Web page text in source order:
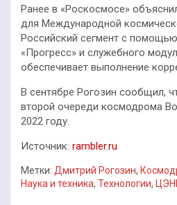
Ранее в «Роскосмосе»
для Международной
Российский сегмент с
«Прогресс» и служебного
обеспечивает выполнение
В сентябре Рогозин сообщил,
второй очереди космодрома
2022 году.
Источник: rambler.ru
Метки: Дмитрий Рогозин,
Наука и техника, Технологии,